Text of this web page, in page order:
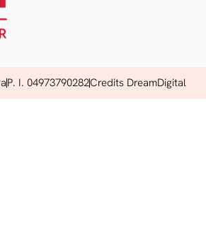
P. I. 04973790282Credits DreamDigital